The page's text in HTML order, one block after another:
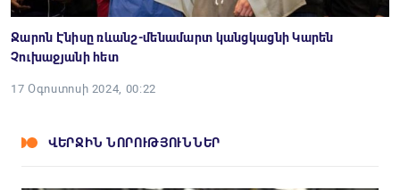
Ջարոն Էնիսը ռևանշ-մենամարտ կանցկացնի Կարեն
Չուխաջյանի հետ
17 Օգոստոսի 2024, 00:22
ՎԵՐՋԻՆ ՆՈՐՈՒԹՅՈՒՆՆԵՐ